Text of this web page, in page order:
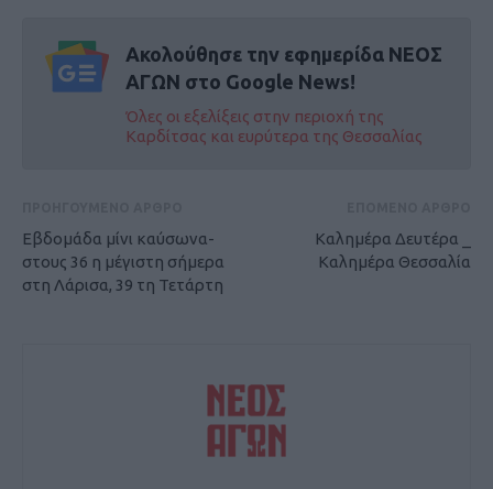
Ακολούθησε την εφημερίδα ΝΕΟΣ
ΑΓΩΝ στο Google News!
Όλες οι εξελίξεις στην περιοχή της
Καρδίτσας και ευρύτερα της Θεσσαλίας
Εβδομάδα μίνι καύσωνα-
στους 36 η μέγιστη σήμερα
στη Λάρισα, 39 τη Τετάρτη
Καλημέρα Δευτέρα _
Καλημέρα Θεσσαλία